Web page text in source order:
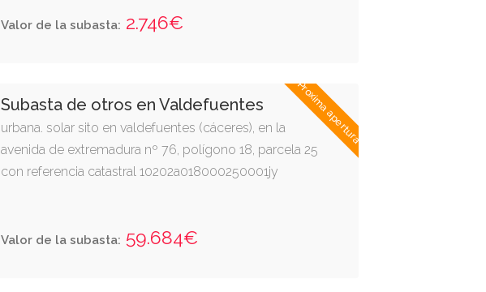
Valor de la subasta: 2.746€
Proxima apertura
Subasta de otros en Valdefuentes
urbana. solar sito en valdefuentes (cáceres), en la
avenida de extremadura nº 76, polígono 18, parcela 25
con referencia catastral 10202a018000250001jy
Valor de la subasta: 59.684€